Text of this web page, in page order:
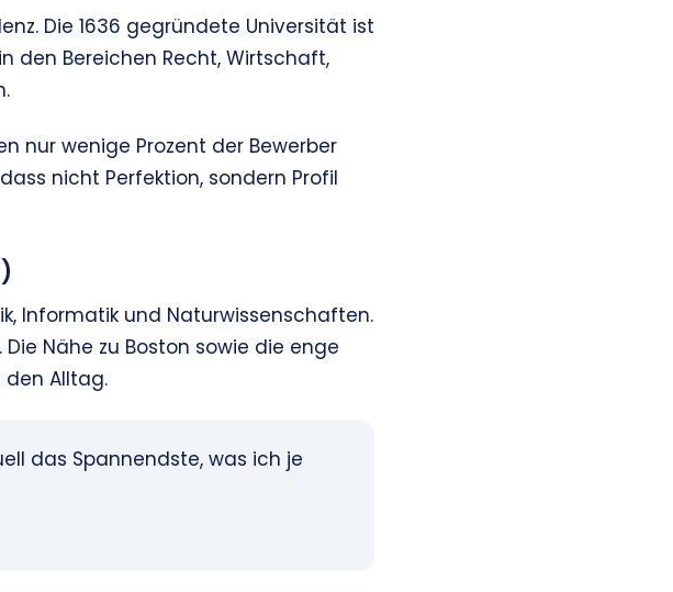
Die 1636 gegründete Universität ist
den Bereichen Recht, Wirtschaft,
nur wenige Prozent der Bewerber
nicht Perfektion, sondern Profil
Informatik und Naturwissenschaften.
Nähe zu Boston sowie die enge
Alltag.
das Spannendste, was ich je